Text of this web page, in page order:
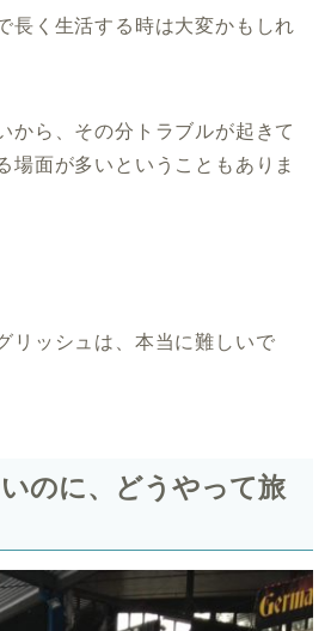
長く生活する時は大変かもしれ
から、その分トラブルが起きて
場面が多いということもありま
リッシュは、本当に難しいで
のに、どうやって旅